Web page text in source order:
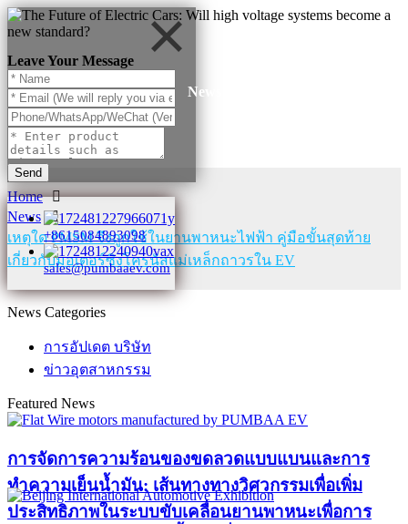
Leave Your Message
Send
+8615084893098
sales@pumbaaev.com
News
Home
News
เหตุใด PMSM จึงถูกใช้ในยานพาหนะไฟฟ้า คู่มือขั้นสุดท้าย
เกี่ยวกับมอเตอร์ซิงโครนัสแม่เหล็กถาวรใน EV
News Categories
การอัปเดต บริษัท
ข่าวอุตสาหกรรม
Featured News
การจัดการความร้อนของขดลวดแบบแบนและการ
ทำความเย็นน้ำมัน: เส้นทางทางวิศวกรรมเพื่อเพิ่ม
ประสิทธิภาพในระบบขับเคลื่อนยานพาหนะเพื่อการ